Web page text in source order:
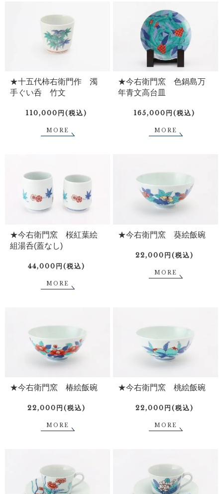
★十五代柿右衛門作 濁
手ぐい呑 竹文
110,000円(税込)
MORE
★今右衛門窯 色鍋島万
年青文高台皿
165,000円(税込)
MORE
★今右衛門窯 桜紅葉絵
組湯呑(蓋なし)
44,000円(税込)
MORE
★今右衛門窯 葵絵飯碗
22,000円(税込)
MORE
★今右衛門窯 椿絵飯碗
22,000円(税込)
MORE
★今右衛門窯 桃絵飯碗
22,000円(税込)
MORE